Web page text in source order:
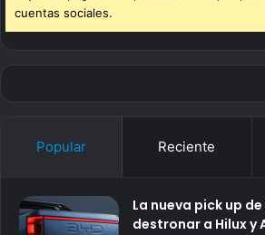
cuentas sociales.
Popular Reciente
La nueva pick up
destronar a Hilux y